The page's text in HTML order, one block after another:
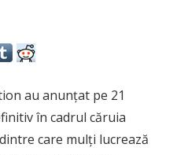
au anunțat pe 21
în cadrul căruia
care mulți lucrează